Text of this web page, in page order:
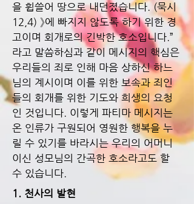
을 휩쓸어 땅으로 내던졌습니다. (묵시
12,4) 》에 빠지지 않도록 하기 위한 경
고이며 회개로의 긴박한 호소입니다.”
라고 말씀하심과 같이 메시지의 핵심은
우리들의 죄로 인해 마음 상하신 하느
님의 계시이며 이를 위한 보속과 죄인
들의 회개를 위한 기도와 희생의 요청
인 것입니다. 이렇게 파티마 메시지는
온 인류가 구원되어 영원한 행복을 누
릴 수 있기를 바라시는 우리의 어머니
이신 성모님의 간곡한 호소라고도 할
수 있습니다.
1. 천사의 발현